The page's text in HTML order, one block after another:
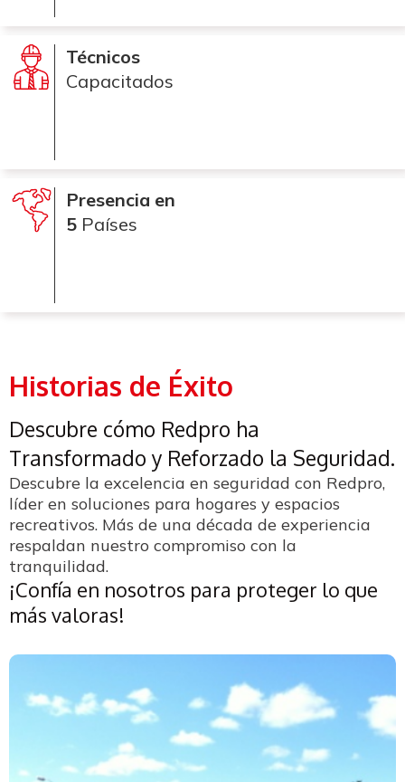
Técnicos
Capacitados
Presencia en
5 Países
Historias de Éxito
Descubre cómo Redpro ha
Transformado y Reforzado la Seguridad.
Descubre la excelencia en seguridad con Redpro,
líder en soluciones para hogares y espacios
recreativos. Más de una década de experiencia
respaldan nuestro compromiso con la
tranquilidad.
¡Confía en nosotros para proteger lo que
más valoras!